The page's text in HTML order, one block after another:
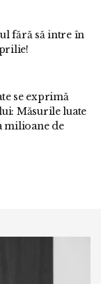
fără să intre în
se exprimă
Măsurile luate
milioane de